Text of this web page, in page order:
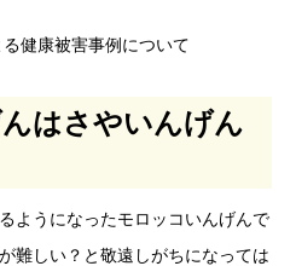
健康被害事例について
はさやいんげん
ようになったモロッコいんげんで
難しい？と敬遠しがちになっては